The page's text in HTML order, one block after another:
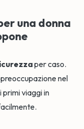
una donna
per caso.
nel
primi viaggi in